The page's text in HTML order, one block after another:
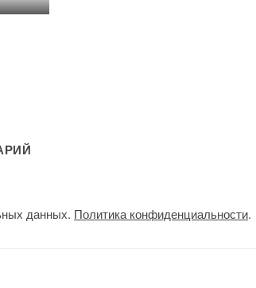
данных. Политика конфиденциальности.